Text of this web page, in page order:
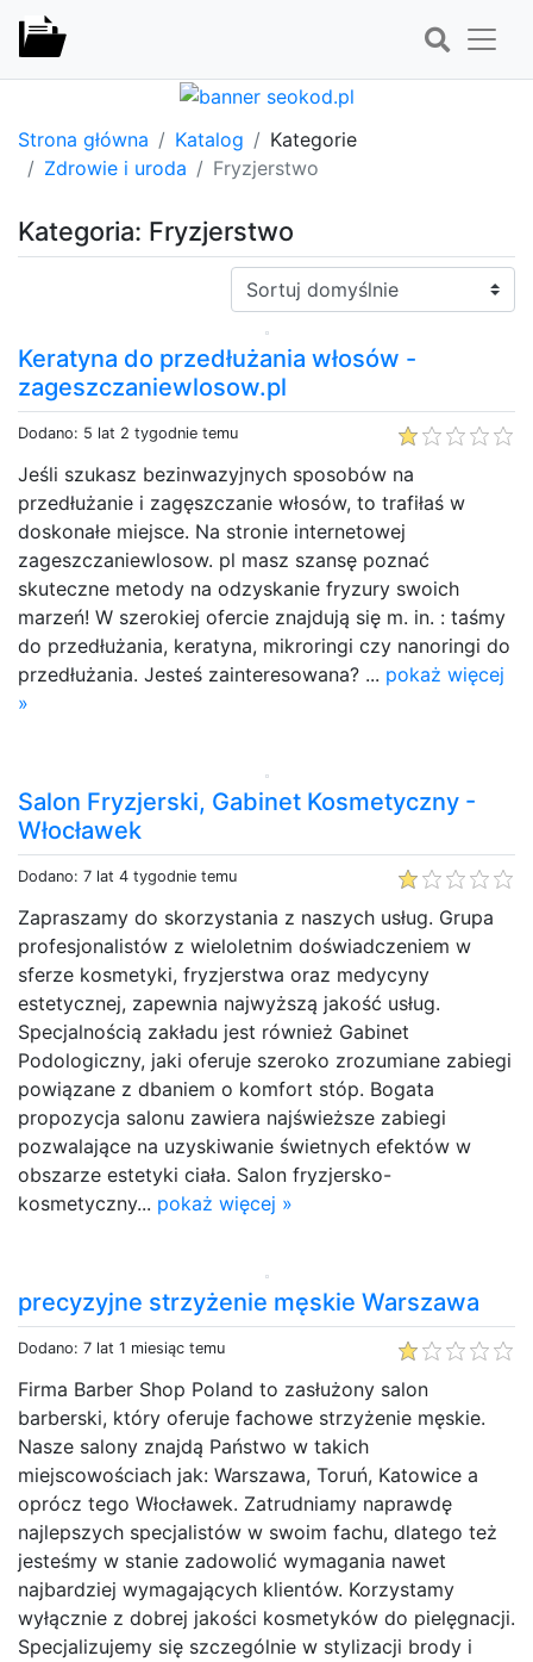
Strona główna Katalog
Kategorie
Zdrowie i uroda
Fryzjerstwo
Kategoria: Fryzjerstwo
Sortuj:
Keratyna do przedłużania włosów -
zageszczaniewlosow.pl
Dodano: 5 lat 2 tygodnie temu
Jeśli szukasz bezinwazyjnych sposobów na
przedłużanie i zagęszczanie włosów, to trafiłaś w
doskonałe miejsce. Na stronie internetowej
zageszczaniewlosow. pl masz szansę poznać
skuteczne metody na odzyskanie fryzury swoich
marzeń! W szerokiej ofercie znajdują się m. in. : taśmy
do przedłużania, keratyna, mikroringi czy nanoringi do
przedłużania. Jesteś zainteresowana? ... pokaż więcej
»
Salon Fryzjerski, Gabinet Kosmetyczny -
Włocławek
Dodano: 7 lat 4 tygodnie temu
Zapraszamy do skorzystania z naszych usług. Grupa
profesjonalistów z wieloletnim doświadczeniem w
sferze kosmetyki, fryzjerstwa oraz medycyny
estetycznej, zapewnia najwyższą jakość usług.
Specjalnością zakładu jest również Gabinet
Podologiczny, jaki oferuje szeroko zrozumiane zabiegi
powiązane z dbaniem o komfort stóp. Bogata
propozycja salonu zawiera najświeższe zabiegi
pozwalające na uzyskiwanie świetnych efektów w
obszarze estetyki ciała. Salon fryzjersko-
kosmetyczny... pokaż więcej »
precyzyjne strzyżenie męskie Warszawa
Dodano: 7 lat 1 miesiąc temu
Firma Barber Shop Poland to zasłużony salon
barberski, który oferuje fachowe strzyżenie męskie.
Nasze salony znajdą Państwo w takich
miejscowościach jak: Warszawa, Toruń, Katowice a
oprócz tego Włocławek. Zatrudniamy naprawdę
najlepszych specjalistów w swoim fachu, dlatego też
jesteśmy w stanie zadowolić wymagania nawet
najbardziej wymagających klientów. Korzystamy
wyłącznie z dobrej jakości kosmetyków do pielęgnacji.
Specjalizujemy się szczególnie w stylizacji brody i